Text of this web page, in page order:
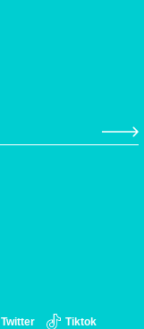
Twitter Tiktok